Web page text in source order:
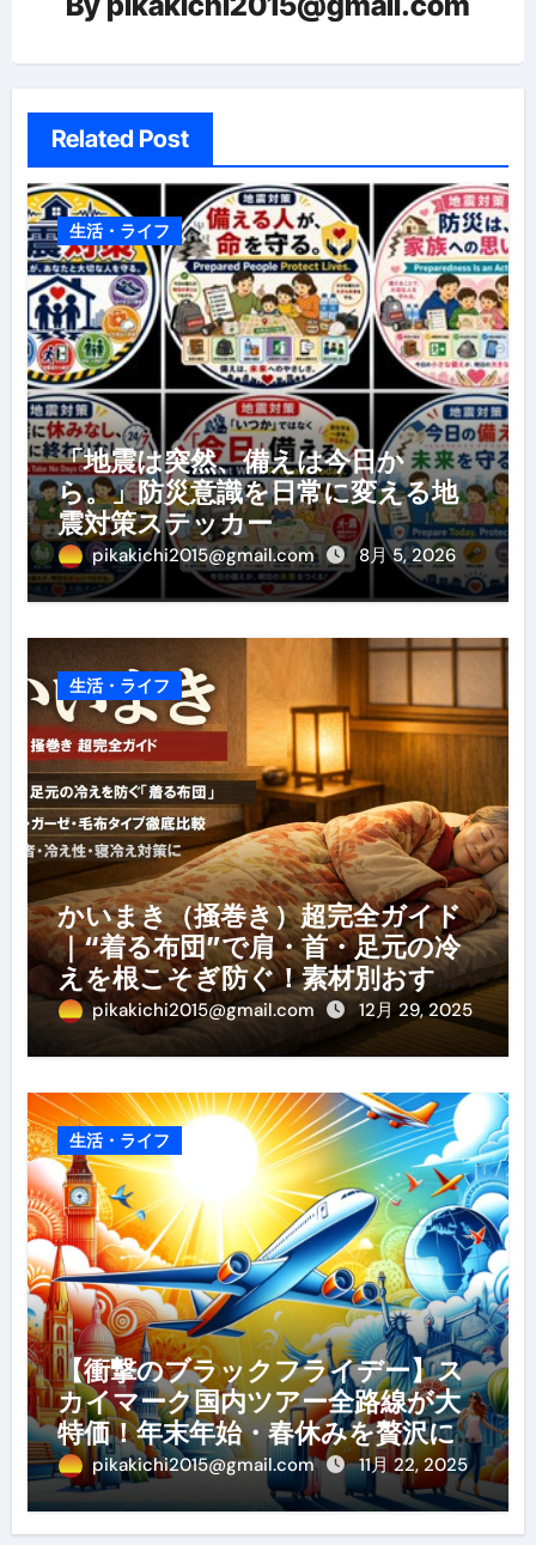
ン
Related Post
生活・ライフ
「地震は突然、備えは今日か
ら。」防災意識を日常に変える地
震対策ステッカー
pikakichi2015@gmail.com 8月 5, 2026
生活・ライフ
かいまき（掻巻き）超完全ガイド
｜“着る布団”で肩・首・足元の冷
えを根こそぎ防ぐ！素材別おすす
め・選び方・洗い方・Q&Aまで
pikakichi2015@gmail.com 12月 29, 2025
生活・ライフ
【衝撃のブラックフライデー】ス
カイマーク国内ツアー全路線が大
特価！年末年始・春休みを贅沢に
過ごす賢い予約ガイド
pikakichi2015@gmail.com 11月 22, 2025